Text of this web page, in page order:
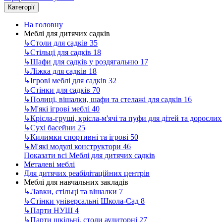
Категорії
На головну
Меблі для дитячих садків
↳Столи для садків 35
↳Стільці для садків 18
↳Шафи для садків у роздягальню 17
↳Ліжка для садків 18
↳Ігрові меблі для садків 32
↳Стінки для садків 70
↳Полиці, вішалки, шафи та стелажі для садків 16
↳М'які ігрові меблі 40
↳Крісла-груші, крісла-м'ячі та пуфи для дітей та
↳Сухі басейни 25
↳Килимки спортивні та ігрові 50
↳М'які модулі конструктори 46
Показати всі Меблі для дитячих садків
Металеві меблі
Для дитячих реабілітаційних центрів
Меблі для навчальних закладів
↳Лавки, стільці та вішалки 7
↳Стінки універсальні Школа-Сад 8
↳Парти НУШ 4
↳Парти шкільні, столи аудиторні 27